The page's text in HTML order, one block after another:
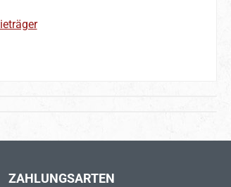
ZAHLUNGSARTEN